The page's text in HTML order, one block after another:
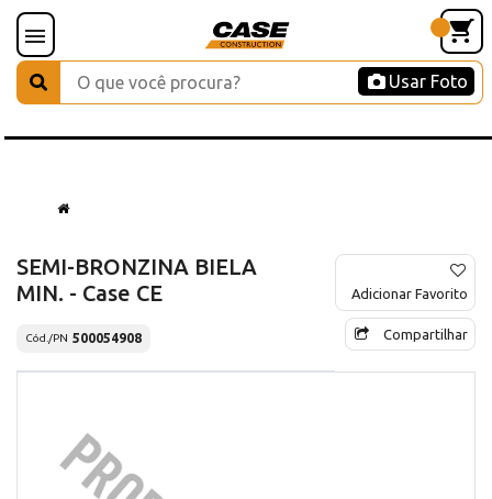
Usar Foto
SEMI-BRONZINA BIELA
MIN. - Case CE
Cód./PN 500054908
Adicionar Favorito
Compartilhar